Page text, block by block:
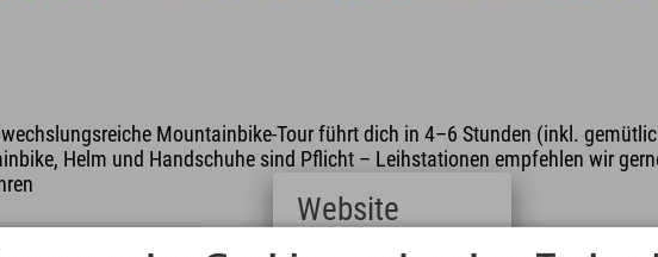
Mountainbike-Tour führt dich in 4–6 Stunden (inkl.
Helm und Handschuhe sind Pflicht – Leihstationen empfehlen wir
Website